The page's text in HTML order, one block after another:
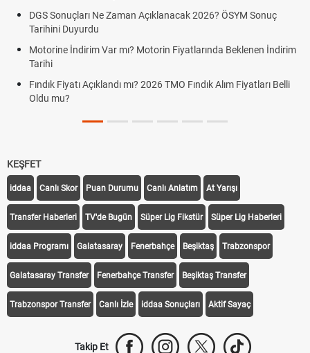
DGS Sonuçları Ne Zaman Açıklanacak 2026? ÖSYM Sonuç
Tarihini Duyurdu
Motorine İndirim Var mı? Motorin Fiyatlarında Beklenen İndirim
Tarihi
Fındık Fiyatı Açıklandı mı? 2026 TMO Fındık Alım Fiyatları Belli
Oldu mu?
KEŞFET
iddaa Canlı Skor Puan Durumu Canlı Anlatım At Yarışı
Transfer Haberleri TV'de Bugün Süper Lig Fikstür Süper Lig Haberleri
iddaa Programı Galatasaray Fenerbahçe Beşiktaş Trabzonspor
Galatasaray Transfer Fenerbahçe Transfer Beşiktaş Transfer
Trabzonspor Transfer Canlı İzle iddaa Sonuçları Aktif Sayaç
Takip Et